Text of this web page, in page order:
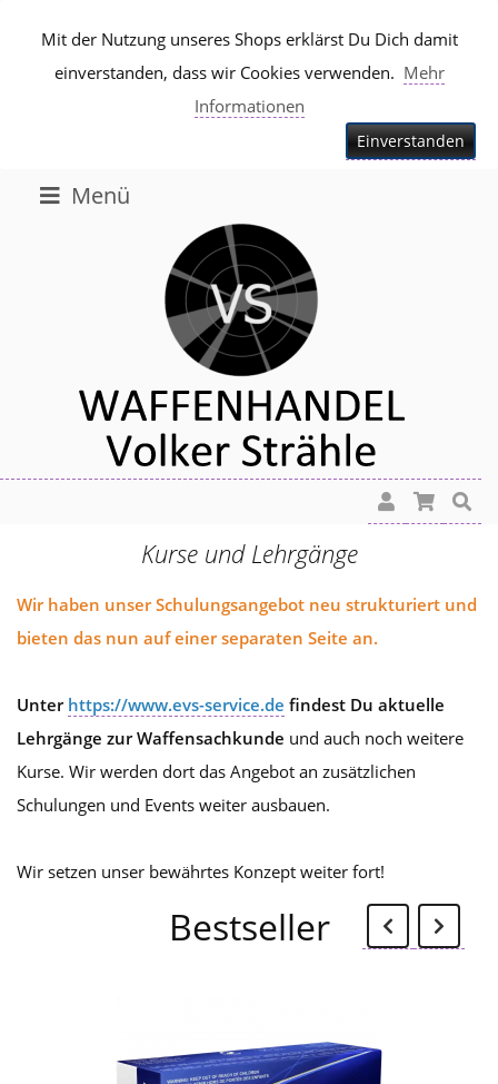
Mit der Nutzung unseres Shops erklärst Du Dich damit
einverstanden, dass wir Cookies verwenden. Mehr
Informationen
Einverstanden
Menü
Kurse und Lehrgänge
Wir haben unser Schulungsangebot neu strukturiert und
bieten das nun auf einer separaten Seite an.
Unter https://www.evs-service.de findest Du aktuelle
Lehrgänge zur Waffensachkunde und auch noch weitere
Kurse. Wir werden dort das Angebot an zusätzlichen
Schulungen und Events weiter ausbauen.
Wir setzen unser bewährtes Konzept weiter fort!
Bestseller